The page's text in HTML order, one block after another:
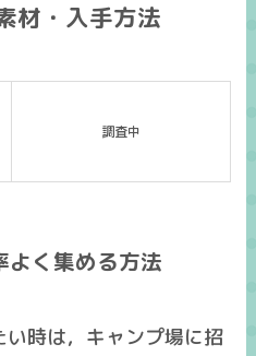
材・入手方法
調査中
よく集める方法
い時は，キャンプ場に招